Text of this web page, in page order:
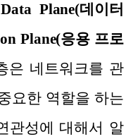
Plane(데이터
Plane(응용 프로
은 네트워크를 관
요한 역할을 하는
관성에 대해서 알